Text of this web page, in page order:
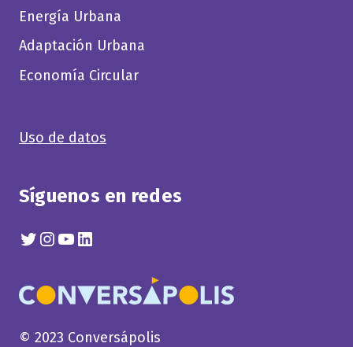
Energía Urbana
Adaptación Urbana
Economía Circular
Uso de datos
Síguenos en redes
Twitter
Instagram
YouTube
Linkedin
© 2023 Conversápolis